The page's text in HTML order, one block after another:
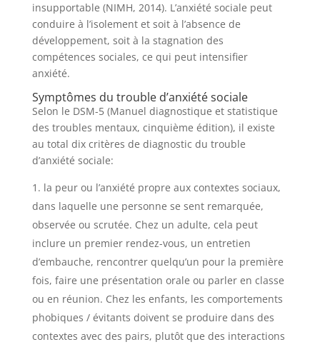
insupportable (NIMH, 2014). L’anxiété sociale peut
conduire à l’isolement et soit à l’absence de
développement, soit à la stagnation des
compétences sociales, ce qui peut intensifier
anxiété.
Symptômes du trouble d’anxiété sociale
Selon le DSM-5 (Manuel diagnostique et statistique
des troubles mentaux, cinquième édition), il existe
au total dix critères de diagnostic du trouble
d’anxiété sociale:
la peur ou l’anxiété propre aux contextes sociaux,
dans laquelle une personne se sent remarquée,
observée ou scrutée. Chez un adulte, cela peut
inclure un premier rendez-vous, un entretien
d’embauche, rencontrer quelqu’un pour la première
fois, faire une présentation orale ou parler en classe
ou en réunion. Chez les enfants, les comportements
phobiques / évitants doivent se produire dans des
contextes avec des pairs, plutôt que des interactions